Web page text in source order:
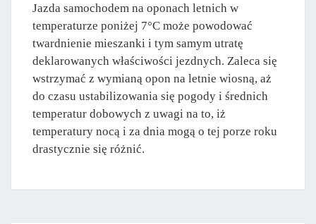
Jazda samochodem na oponach letnich w
temperaturze poniżej 7°C może powodować
twardnienie mieszanki i tym samym utratę
deklarowanych właściwości jezdnych. Zaleca się
wstrzymać z wymianą opon na letnie wiosną, aż
do czasu ustabilizowania się pogody i średnich
temperatur dobowych z uwagi na to, iż
temperatury nocą i za dnia mogą o tej porze roku
drastycznie się różnić.